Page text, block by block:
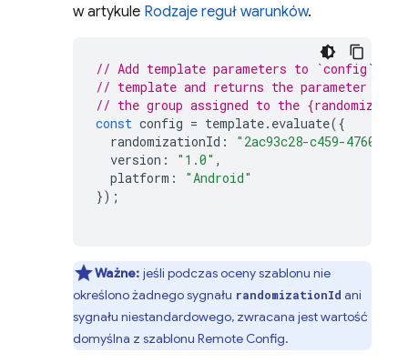
w artykule Rodzaje reguł warunków.
// Add template parameters to `config`.
// template and returns the parameter
// the group assigned to the
const config = template. evaluate({
randomizationId :
"2ac93c28-c459-4760-
version : "1.0" ,
platform :
"Android"
});
Ważne: jeśli podczas oceny szablonu nie
określono żadnego sygnału randomizationId ani
sygnału niestandardowego, zwracana jest wartość
domyślna z szablonu Remote Config.